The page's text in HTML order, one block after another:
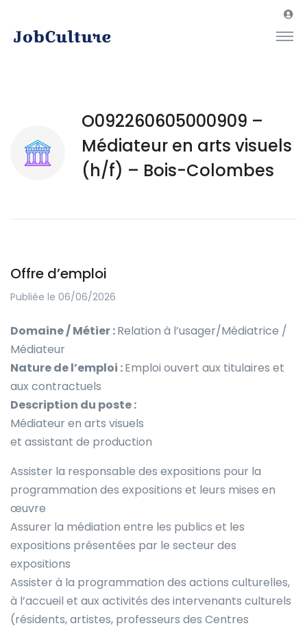
O092260605000909 –
Médiateur en arts visuels
(h/f) – Bois-Colombes
Offre d’emploi
Publiée le 06/06/2026
Domaine / Métier :Relation à l’usager/Médiatrice /
Médiateur
Nature de l’emploi :Emploi ouvert aux titulaires et
aux contractuels
Description du poste :
Médiateur en arts visuels
et assistant de production
Assister la responsable des expositions pour la
programmation des expositions et leurs mises en
œuvre
Assurer la médiation entre les publics et les
expositions présentées par le secteur des
expositions
Assister à la programmation des actions culturelles,
à l’accueil et aux activités des intervenants culturels
(résidents, artistes, professeurs des Centres